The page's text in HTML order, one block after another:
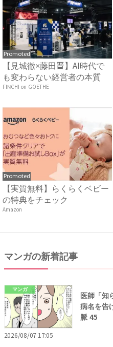
Promoted
【見城徹×藤田晋】AI時代で
も変わらない経営者の本質
FINCHI on GOETHE
Promoted
【実質無料】らくらくベビー
の特典をチェック
Amazon
マンガの新着記事
マンガ
医師「知
病名を告
脈 45
2026/08/07 17:05